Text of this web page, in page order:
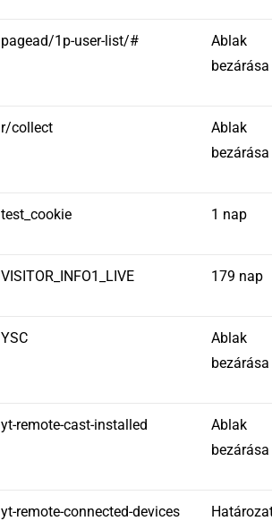
pagead/1p-user-list/#
Ablak
bezárása
r/collect
Ablak
bezárása
test_cookie 1 nap
VISITOR_INFO1_LIVE 179 nap
YSC
Ablak
bezárása
yt-remote-cast-installed
Ablak
bezárása
yt-remote-connected-devices